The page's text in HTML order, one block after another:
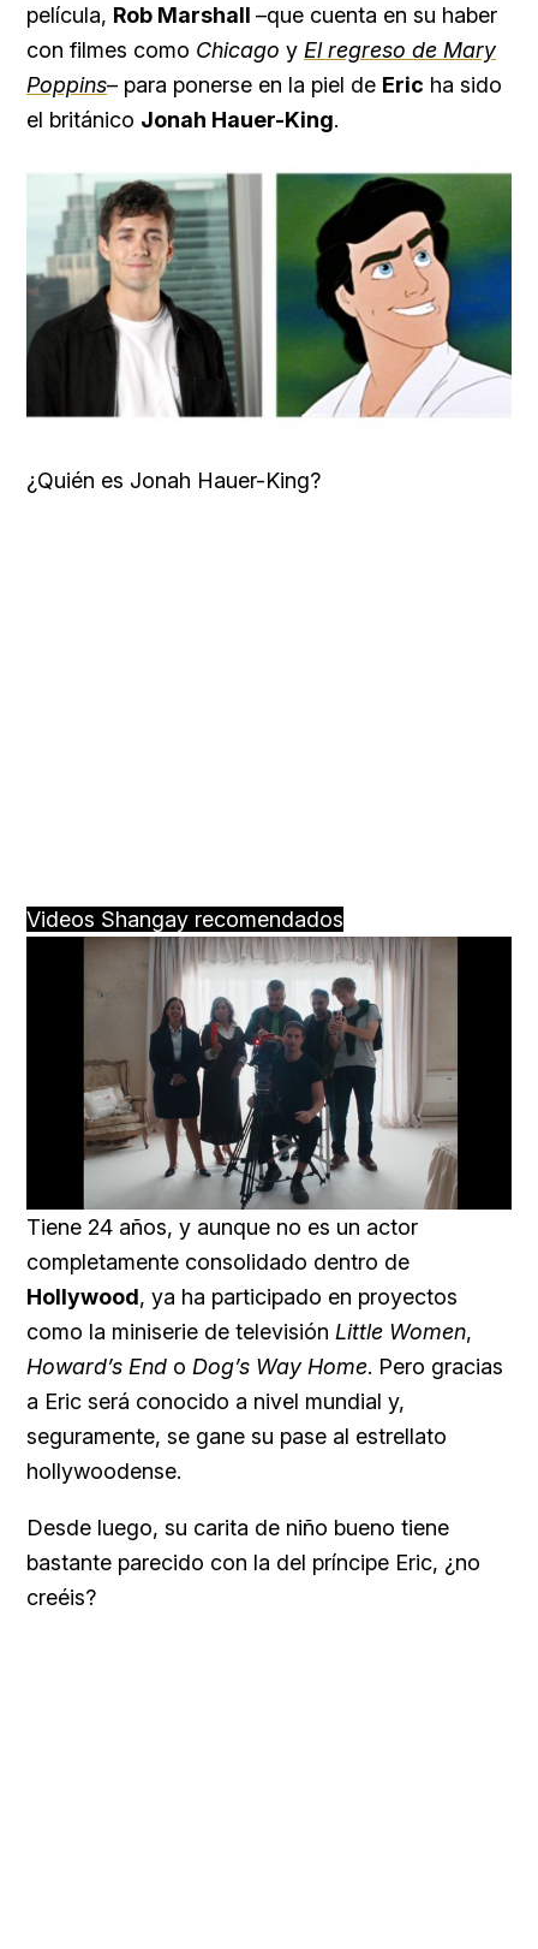
película, Rob Marshall –que cuenta en su haber
con filmes como Chicago y El regreso de Mary
Poppins– para ponerse en la piel de Eric ha sido
el británico Jonah Hauer-King.
¿Quién es Jonah Hauer-King?
Videos Shangay recomendados
Loaded
66.12%
Tiene 24 años, y aunque no es un actor
completamente consolidado dentro de
Hollywood, ya ha participado en proyectos
como la miniserie de televisión Little Women,
Howard’s End o Dog’s Way Home. Pero gracias
a Eric será conocido a nivel mundial y,
seguramente, se gane su pase al estrellato
hollywoodense.
Desde luego, su carita de niño bueno tiene
bastante parecido con la del príncipe Eric, ¿no
creéis?